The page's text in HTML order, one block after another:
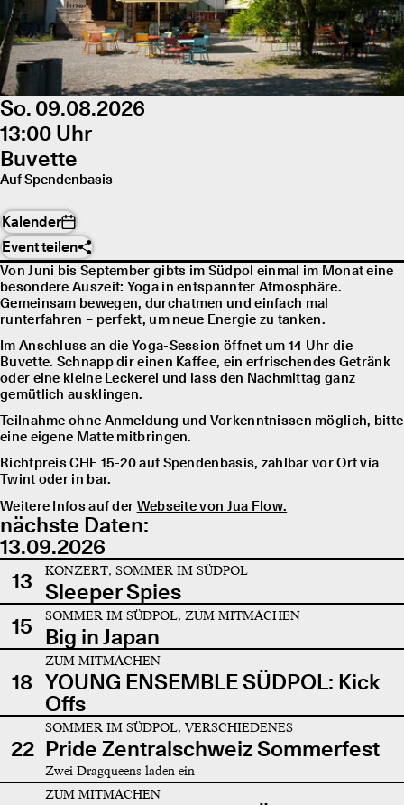
So. 09.08.2026
13:00 Uhr
Buvette
Auf Spendenbasis
Kalender
Event teilen
Von Juni bis September gibts im Südpol einmal im Monat eine
besondere Auszeit: Yoga in entspannter Atmosphäre.
Gemeinsam bewegen, durchatmen und einfach mal
runterfahren – perfekt, um neue Energie zu tanken.
Im Anschluss an die Yoga-Session öffnet um 14 Uhr die
Buvette. Schnapp dir einen Kaffee, ein erfrischendes Getränk
oder eine kleine Leckerei und lass den Nachmittag ganz
gemütlich ausklingen.
Teilnahme ohne Anmeldung und Vorkenntnissen möglich, bitte
eine eigene Matte mitbringen.
Richtpreis CHF 15-20 auf Spendenbasis, zahlbar vor Ort via
Twint oder in bar.
Weitere Infos auf der Webseite von Jua Flow.
nächste Daten:
13.09.2026
13
KONZERT, SOMMER IM SÜDPOL
Sleeper Spies
15
SOMMER IM SÜDPOL, ZUM MITMACHEN
Big in Japan
18
ZUM MITMACHEN
YOUNG ENSEMBLE SÜDPOL: Kick
Offs
22
SOMMER IM SÜDPOL, VERSCHIEDENES
Pride Zentralschweiz Sommerfest
Zwei Dragqueens laden ein
ZUM MITMACHEN